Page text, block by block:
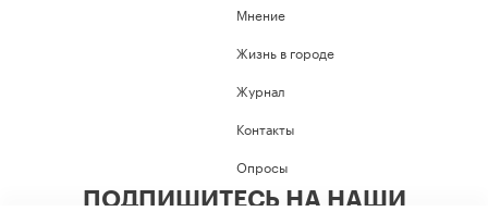
Мнение
Жизнь в городе
Журнал
Контакты
Опросы
ПОДПИШИТЕСЬ НА НАШИ